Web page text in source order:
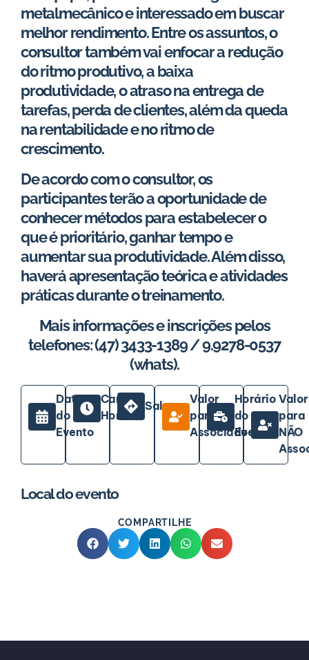
metalmecânico e interessado em buscar
melhor rendimento. Entre os assuntos, o
consultor também vai enfocar a redução
do ritmo produtivo, a baixa
produtividade, o atraso na entrega de
tarefas, perda de clientes, além da queda
na rentabilidade e no ritmo de
crescimento.
De acordo com o consultor, os
participantes terão a oportunidade de
conhecer métodos para estabelecer o
que é prioritário, ganhar tempo e
aumentar sua produtividade. Além disso,
haverá apresentação teórica e atividades
práticas durante o treinamento.
Mais informações e inscrições pelos
telefones: (47) 3433-1389 / 9.9278-0537
(whats).
Data
do
Evento
Carga
Horária
Sala
Valor
para
Associados
Horário
do
Evento
Valor
para
NÃO
Local do evento
COMPARTILHE